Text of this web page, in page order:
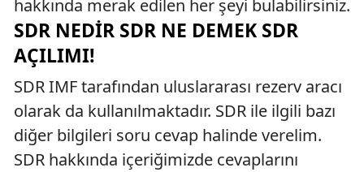
hakkında merak edilen her şeyi bulabilirsiniz.
SDR NEDIR SDR NE DEMEK SDR
AÇILIMI!
SDR IMF tarafından uluslararası rezerv aracı
olarak da kullanılmaktadır. SDR ile ilgili bazı
diğer bilgileri soru cevap halinde verelim.
SDR hakkında içeriğimizde cevaplarını